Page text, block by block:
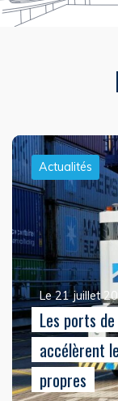
Actualités
Le 21 juillet
Les ports
accélèrent
propres